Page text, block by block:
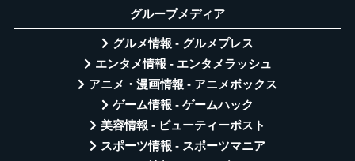
グループメディア
グルメ情報 - グルメプレス
エンタメ情報 - エンタメラッシュ
アニメ・漫画情報 - アニメボックス
ゲーム情報 - ゲームハック
美容情報 - ビューティーポスト
スポーツ情報 - スポーツマニア